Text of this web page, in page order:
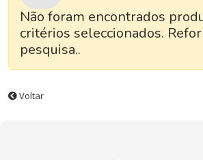
Não foram encontrados
critérios seleccionados.
pesquisa..
Voltar